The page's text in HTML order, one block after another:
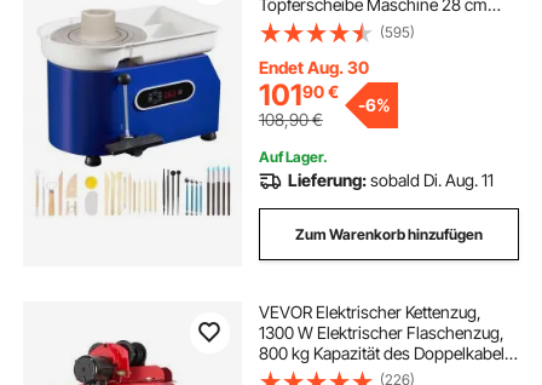
Töpferscheibe Maschine 28 cm
300 U/min
Töpferscheibenmaschine, mit Pedal
& Schürze Formmaschine, Geeignet
für Anfänger, Enthusiasten
(595)
Endet Aug. 30
10190€
108,90€
-6%
Auf Lager.
Lieferung:sobald Di. Aug. 11
Zum Warenkorb hinzufügen
VEVOR Elektrischer Kettenzug,
1300 W Elektrischer Flaschenzug,
800 kg Kapazität des Doppelkabels
Hebezug Kettenaufzug aus Stahl,
(226)